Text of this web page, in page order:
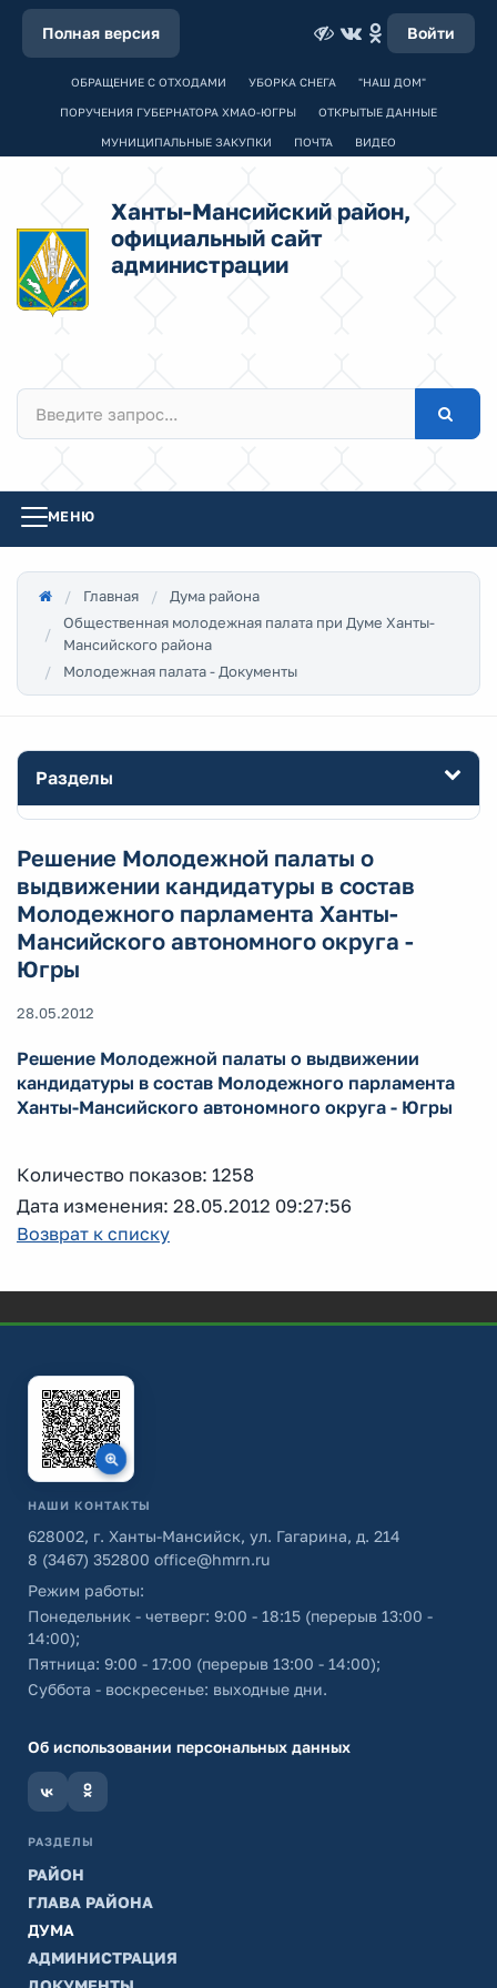
Полная версия Войти
ОБРАЩЕНИЕ С ОТХОДАМИ УБОРКА СНЕГА "НАШ ДОМ"
ПОРУЧЕНИЯ ГУБЕРНАТОРА ХМАО-ЮГРЫ ОТКРЫТЫЕ ДАННЫЕ
МУНИЦИПАЛЬНЫЕ ЗАКУПКИ ПОЧТА ВИДЕО
Ханты-Мансийский район,
официальный сайт
администрации
МЕНЮ
Главная
Дума района
Общественная молодежная палата при Думе Ханты-
Мансийского района
Молодежная палата - Документы
Разделы
Решение Молодежной палаты о
выдвижении кандидатуры в состав
Молодежного парламента Ханты-
Мансийского автономного округа -
Югры
28.05.2012
Решение Молодежной палаты о выдвижении
кандидатуры в состав Молодежного парламента
Ханты-Мансийского автономного округа - Югры
Количество показов: 1258
Дата изменения: 28.05.2012 09:27:56
Возврат к списку
НАШИ КОНТАКТЫ
628002, г. Ханты-Мансийск, ул. Гагарина, д. 214
8 (3467) 352800 office@hmrn.ru
Режим работы:
Понедельник - четверг: 9:00 - 18:15 (перерыв 13:00 -
14:00);
Пятница: 9:00 - 17:00 (перерыв 13:00 - 14:00);
Суббота - воскресенье: выходные дни.
Об использовании персональных данных
РАЗДЕЛЫ
РАЙОН
ГЛАВА РАЙОНА
ДУМА
АДМИНИСТРАЦИЯ